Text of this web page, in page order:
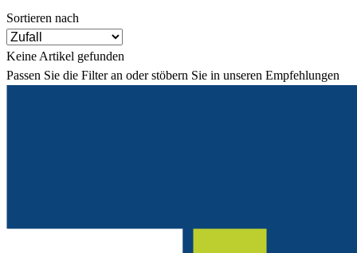
Sortieren nach
Keine Artikel gefunden
Passen Sie die Filter an oder stöbern Sie in unseren Empfehlungen